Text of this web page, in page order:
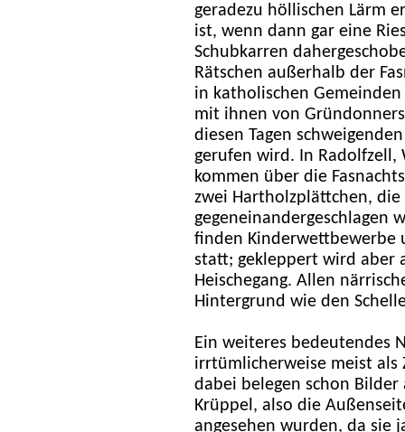
geradezu höllischen Lärm
ist, wenn dann gar eine
Schubkarren
Rätschen außerhalb der
in katholischen
mit ihnen von
diesen Tagen
gerufen wird. In Radolfzell,
kommen über die
zwei Hartholzplättchen,
gegeneinandergeschlagen
finden Kinderwettbewerbe
statt; gekleppert wird aber
Heischegang. Allen
Hintergrund wie den
Ein weiteres bedeutendes
irrtümlicherweise meist als
dabei belegen schon
Krüppel, also die
angesehen wurden, da sie